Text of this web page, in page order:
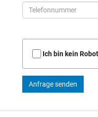
Ich bin kein
Anfrage senden